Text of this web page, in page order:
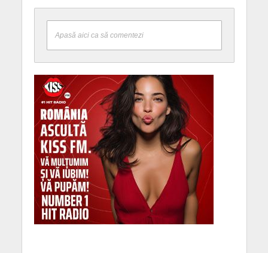
Apasă aici ca să comentezi